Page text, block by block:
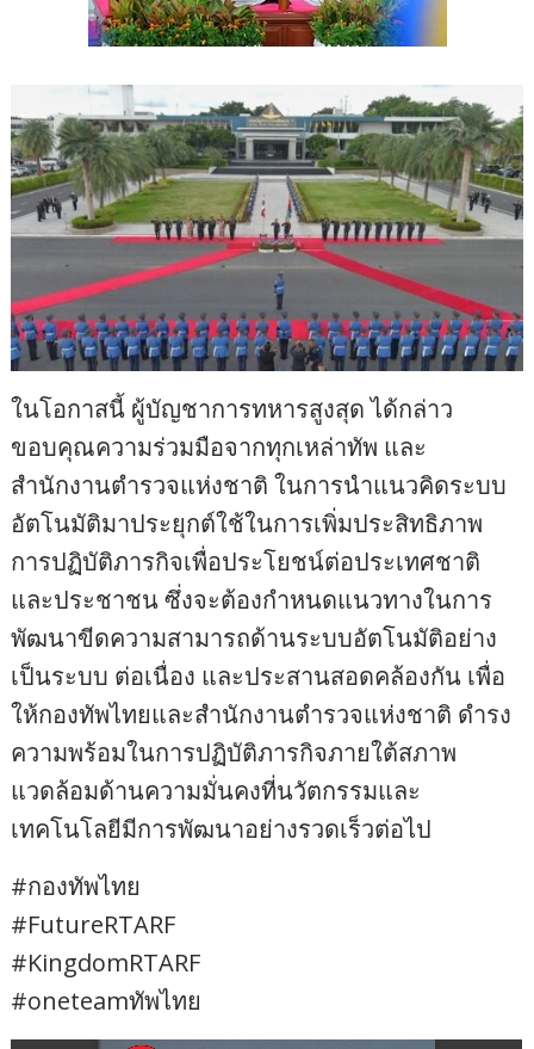
ในโอกาสนี้ ผู้บัญชาการทหารสูงสุด ได้กล่าว
ขอบคุณความร่วมมือจากทุกเหล่าทัพ และ
สำนักงานตำรวจแห่งชาติ ในการนำแนวคิดระบบ
อัตโนมัติมาประยุกต์ใช้ในการเพิ่มประสิทธิภาพ
การปฏิบัติภารกิจเพื่อประโยชน์ต่อประเทศชาติ
และประชาชน ซึ่งจะต้องกำหนดแนวทางในการ
พัฒนาขีดความสามารถด้านระบบอัตโนมัติอย่าง
เป็นระบบ ต่อเนื่อง และประสานสอดคล้องกัน เพื่อ
ให้กองทัพไทยและสำนักงานตำรวจแห่งชาติ ดำรง
ความพร้อมในการปฏิบัติภารกิจภายใต้สภาพ
แวดล้อมด้านความมั่นคงที่นวัตกรรมและ
เทคโนโลยีมีการพัฒนาอย่างรวดเร็วต่อไป
#กองทัพไทย
#FutureRTARF
#KingdomRTARF
#oneteamทัพไทย